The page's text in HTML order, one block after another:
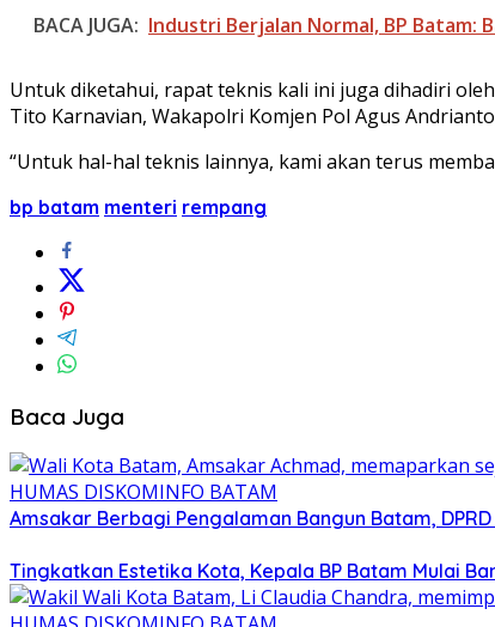
BACA JUGA: Industri Berjalan Normal, BP Batam:
Untuk diketahui, rapat teknis kali ini juga dihadiri
Tito Karnavian, Wakapolri Komjen Pol Agus
“Untuk hal-hal teknis lainnya, kami akan terus
bp batam menteri rempang
Baca Juga
Amsakar Berbagi Pengalaman Bangun Batam,
Tingkatkan Estetika Kota, Kepala BP Batam Mulai